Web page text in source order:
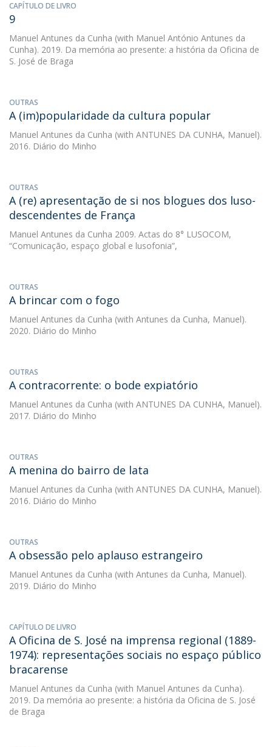
CAPÍTULO DE LIVRO
9
Manuel Antunes da Cunha (with Manuel António Antunes da
Cunha). 2019. Da memória ao presente: a história da Oficina de
S. José de Braga
OUTRAS
A (im)popularidade da cultura popular
Manuel Antunes da Cunha (with ANTUNES DA CUNHA, Manuel).
2016. Diário do Minho
OUTRAS
A (re) apresentação de si nos blogues dos luso-
descendentes de França
Manuel Antunes da Cunha 2009. Actas do 8° LUSOCOM,
“Comunicação, espaço global e lusofonia”,
OUTRAS
A brincar com o fogo
Manuel Antunes da Cunha (with Antunes da Cunha, Manuel).
2020. Diário do Minho
OUTRAS
A contracorrente: o bode expiatório
Manuel Antunes da Cunha (with ANTUNES DA CUNHA, Manuel).
2017. Diário do Minho
OUTRAS
A menina do bairro de lata
Manuel Antunes da Cunha (with ANTUNES DA CUNHA, Manuel).
2016. Diário do Minho
OUTRAS
A obsessão pelo aplauso estrangeiro
Manuel Antunes da Cunha (with Antunes da Cunha, Manuel).
2019. Diário do Minho
CAPÍTULO DE LIVRO
A Oficina de S. José na imprensa regional (1889-
1974): representações sociais no espaço público
bracarense
Manuel Antunes da Cunha (with Manuel Antunes da Cunha).
2019. Da memória ao presente: a história da Oficina de S. José
de Braga